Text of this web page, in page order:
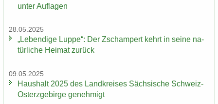
unter Auf­la­gen
28.05.2025
„Le­ben­di­ge Luppe“: Der Zscham­pert kehrt in seine na­
tür­li­che Hei­mat zu­rück
09.05.2025
Haus­halt 2025 des Land­krei­ses Säch­si­sche Schweiz-​
Osterzgebirge ge­neh­migt